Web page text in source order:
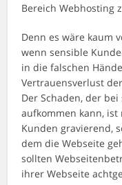
Bereich Webhosting
Denn es wäre kaum
wenn sensible
in die falschen
Vertrauensverlust
Der Schaden, der
aufkommen kann,
Kunden gravierend,
dem die Webseite
sollten
ihrer Webseite